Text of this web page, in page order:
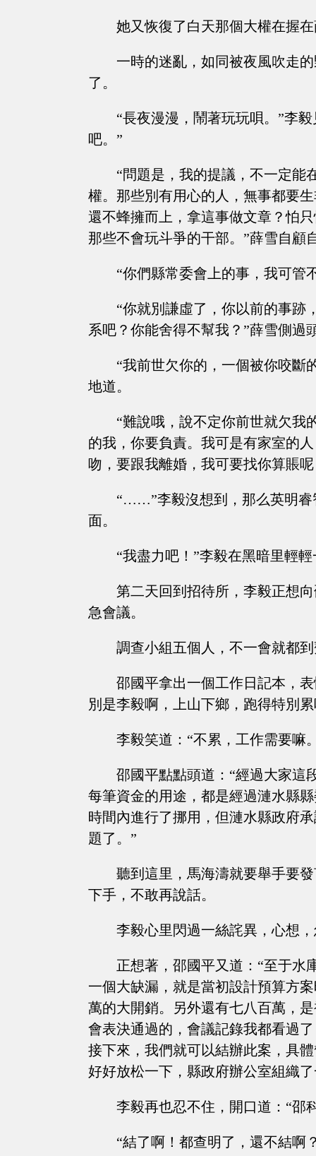
她又恢復了白天那個大權在握
一時的迷亂，如同被夜風吹走
了。
“長夜漫漫，鬧著玩玩唄。”李
吧。”
“問題是，我的提議，不一定能
權。那些別有用心的人，無事都要
還不蜂擁而上，拿這事做文章？怕
那些不會玩斗爭的干部。”薛雪自顧
“你們縣常委會上的事，我可管
“你就別謙虛了，你以前的事跡
系吧？你能舍得不幫我？”薛雪側過
“我前世欠你的，一個被你咬斷
地道。
“難說哦，說不定你前世就欠我
的我，你要負責。我可是有家室的
吻，要跟我離婚，我可要找你算賬呢
“……”李毅沒想到，那么英明睿
面。
“我盡力吧！”李毅在黑暗里輕
第二天回到招待所，李毅正想
急會議。
調查小組五個人，不一會就都
邵國平拿出一個工作日記本，
別是李毅啊，上山下鄉，跑得特別
李毅笑道：“不累，工作需要嘛
邵國平點點頭道：“經過大家這
每筆資金的用途，都是經過漣水縣
時間內進行了挪用，但漣水縣政府
題了。”
聽到這里，馬海濤就要舉手要
下手，不敢再說話。
李毅心里閃過一絲詫異，心想
正想著，邵國平又道：“至于水
一個大缺漏，就是當初設計預算方
萬的大開銷。另外還有七八百萬，
會表決通過的，會議記錄我都看過
接下來，我們就可以結辦此案，具
好好放松一下，縣政府辦公室組織
李毅再也忍不住，開口道：“邵
“結了啊！都查明了，還不結啊